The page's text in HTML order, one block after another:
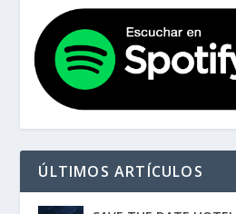
ÚLTIMOS ARTÍCULOS